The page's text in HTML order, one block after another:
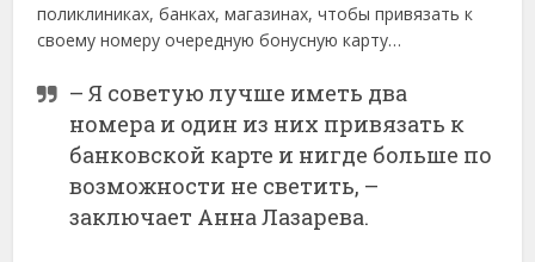
поликлиниках, банках, магазинах, чтобы привязать к
своему номеру очередную бонусную карту…
– Я советую лучше иметь два
номера и один из них привязать к
банковской карте и нигде больше по
возможности не светить, –
заключает Анна Лазарева.